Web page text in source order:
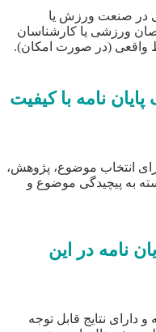
در صنعت ورزش یا
ورزشی یا کارشناسان
واقعی (در صورت امکان).
نامه با کیفیت
9 تا 18 ماه زمان برای انتخاب موضوع، پژوهش،
به پیچیدگی موضوع و
نامه در این
و دارای نتایج قابل توجه